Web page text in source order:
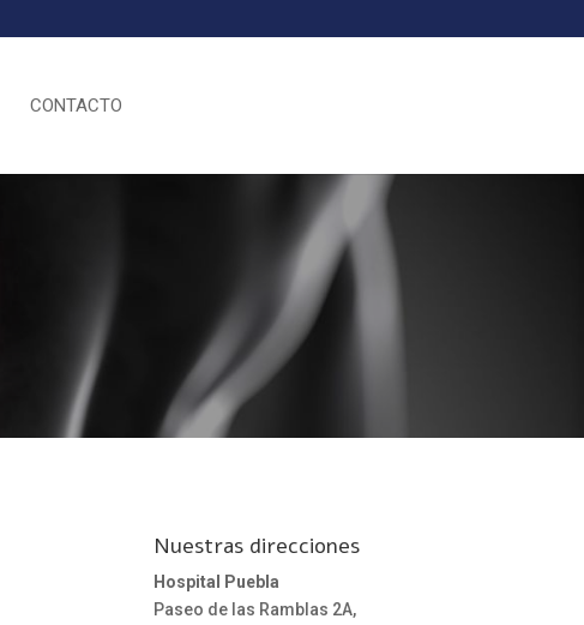
CONTACTO
Nuestras direcciones
Hospital Puebla
Paseo de las Ramblas 2A,